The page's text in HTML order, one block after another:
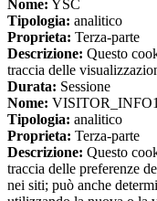
Nome: YSC
Tipologia: analitico
Proprieta: Terza-parte
Descrizione: Questo
traccia delle
Durata: Sessione
Nome:
Tipologia: analitico
Proprieta: Terza-parte
Descrizione: Questo
traccia delle preferenze
nei siti; può anche